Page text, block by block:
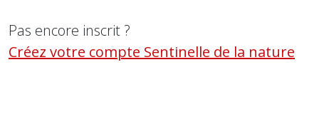
Pas encore inscrit ?
Créez votre compte Sentinelle de la nature